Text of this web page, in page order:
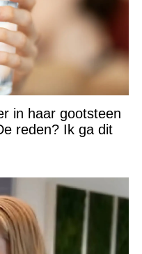
in haar gootsteen
reden? Ik ga dit